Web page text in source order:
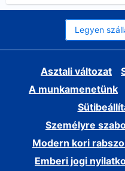
Legyen
Asztali változat
A munkamenetünk
Személyre
Modern kori
Emberi jogi